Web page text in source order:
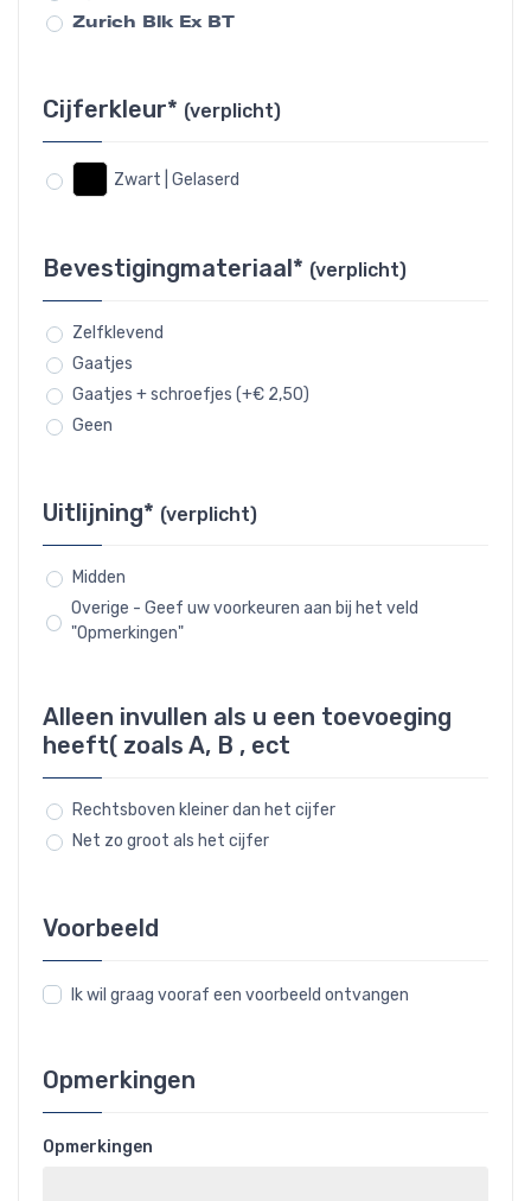
Zurich Blk Ex BT
Cijferkleur* (verplicht)
Zwart | Gelaserd
Bevestigingmateriaal* (verplicht)
Zelfklevend
Gaatjes
Gaatjes + schroefjes (+€ 2,50)
Geen
Uitlijning* (verplicht)
Midden
Overige - Geef uw voorkeuren aan bij het veld
"Opmerkingen"
Alleen invullen als u een toevoeging
heeft( zoals A, B , ect
Rechtsboven kleiner dan het cijfer
Net zo groot als het cijfer
Voorbeeld
Ik wil graag vooraf een voorbeeld ontvangen
Opmerkingen
Opmerkingen